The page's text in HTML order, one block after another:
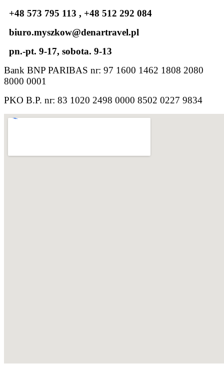
+48 573 795 113 , +48 512 292 084
biuro.myszkow@denartravel.pl
pn.-pt. 9-17, sobota. 9-13
Bank BNP PARIBAS nr: 97 1600 1462 1808 2080
8000 0001
PKO B.P. nr: 83 1020 2498 0000 8502 0227 9834